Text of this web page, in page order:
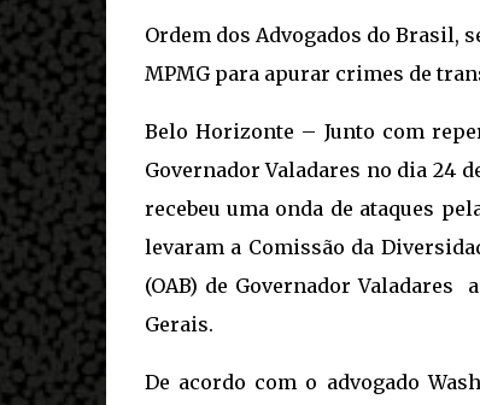
Ordem dos Advogados do Brasil,
MPMG para apurar crimes de
Belo Horizonte – Junto com
Governador Valadares no dia 24
recebeu uma onda de ataques
levaram a Comissão da
(OAB) de Governador
Gerais.
De acordo com o advogado